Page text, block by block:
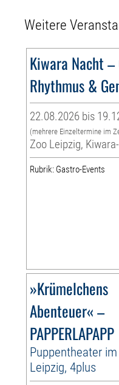
Weitere
Kiwara Nacht
Rhythmus &
22.08.2026 bis
(mehrere Einzeltermine im
Zoo Leipzig,
Rubrik: Gastro-Events
»Krümelchens
Abenteuer« –
PAPPERLAPAPP
Puppentheater
Leipzig, 4plus